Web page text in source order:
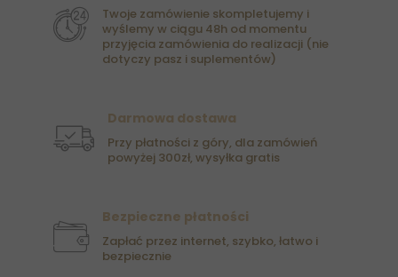
Twoje zamówienie skompletujemy i
wyślemy w ciągu 48h od momentu
przyjęcia zamówienia do realizacji (nie
dotyczy pasz i suplementów)
Darmowa dostawa
Przy płatności z góry, dla zamówień
powyżej 300zł, wysyłka gratis
Bezpieczne płatności
Zapłać przez internet, szybko, łatwo i
bezpiecznie